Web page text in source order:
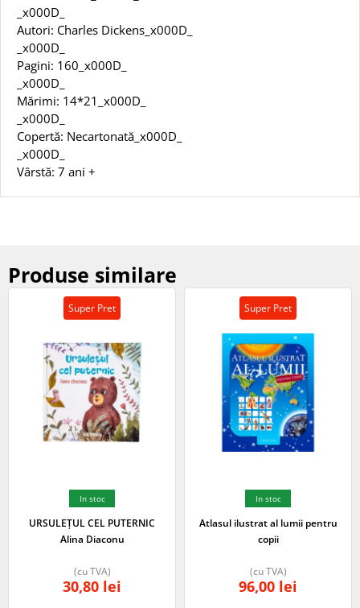
_x000D_
Autori: Charles Dickens_x000D_
_x000D_
Pagini: 160_x000D_
_x000D_
Mărimi: 14*21_x000D_
_x000D_
Copertă: Necartonată_x000D_
_x000D_
Vârstă: 7 ani +
Produse similare
Super Pret
In stoc
URSULEȚUL CEL PUTERNIC
Alina Diaconu
30,80 lei
(cu TVA)
Super Pret
In stoc
Atlasul ilustrat al lumii pentru
copii
96,00 lei
(cu TVA)